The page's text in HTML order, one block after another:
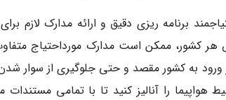
برنامه ریزی دقیق و ارائه مدارک لازم
کشور، ممکن است مدارک مورداحتیاج
به کشور مقصد و حتی جلوگیری از سوار شدن
هواپیما را آنالیز کنید تا با تمامی